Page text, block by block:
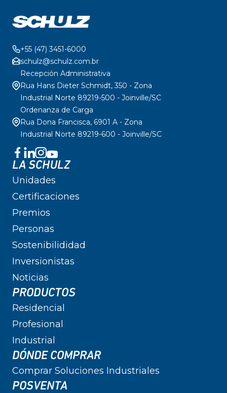
+55 (47) 3451-6000
schulz@schulz.com.br
Recepción Administrativa
Rua Hans Dieter Schmidt, 350 - Zona
Industrial Norte 89219-500 - Joinville/SC
Ordenanza de Carga
Rua Dona Francisca, 6901 A - Zona
Industrial Norte 89219-600 - Joinville/SC
LA SCHULZ
Unidades
Certificaciones
Premios
Personas
Sostenibilididad
Inversionistas
Noticias
PRODUCTOS
Residencial
Profesional
Industrial
DÓNDE COMPRAR
Comprar Soluciones Industriales
POSVENTA